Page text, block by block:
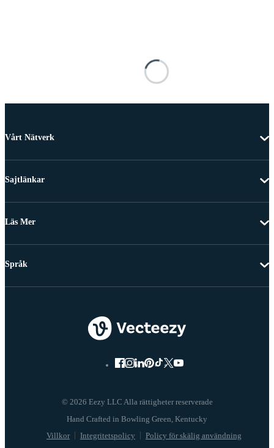
Vårt Nätverk
Sajtlänkar
Läs Mer
© 2026 Eezy LLC Alla rättigheter reserverade
Villkor Integritetspolicy Policy för skälig användning
Språk